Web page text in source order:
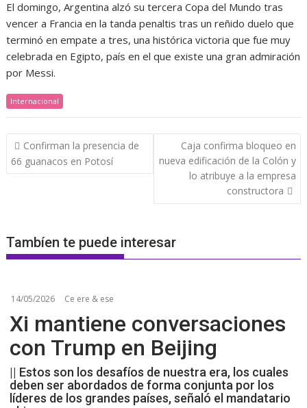
El domingo, Argentina alzó su tercera Copa del Mundo tras
vencer a Francia en la tanda penaltis tras un reñido duelo que
terminó en empate a tres, una histórica victoria que fue muy
celebrada en Egipto, país en el que existe una gran admiración
por Messi.
Internacional
Navegación
de
entradas
Confirman la presencia de
66 guanacos en Potosí
Caja confirma bloqueo en
nueva edificación de la Colón y
lo atribuye a la empresa
constructora
Tambíen te puede interesar
14/05/2026 Ce ere & ese
Xi mantiene conversaciones
con Trump en Beijing
|| Estos son los desafíos de nuestra era, los cuales
deben ser abordados de forma conjunta por los
líderes de los grandes países, señaló el mandatario